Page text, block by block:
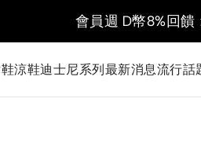
會員週 D幣8%回饋
涼鞋迪士尼系列最新消息流行話